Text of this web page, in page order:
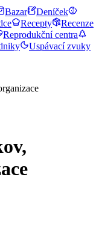
Bazar
Deníček
Recepty
Recenze
Reprodukční centra
Uspávací zvuky